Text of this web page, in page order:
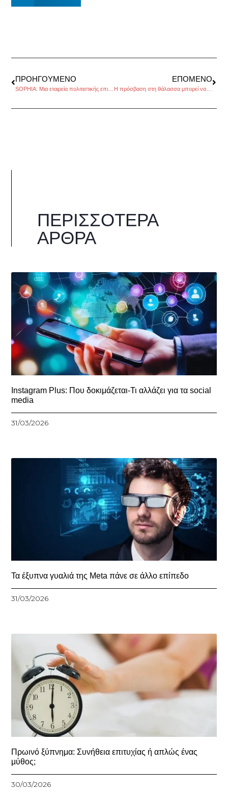
ΠΡΟΗΓΟΎΜΕΝΟ ΕΠΌΜΕΝΟ
Η πρόσβαση στη θάλασσα μπορεί να είναι ένα… δώρο!
ΠΕΡΙΣΣΌΤΕΡΑ
ΆΡΘΡΑ
Instagram Plus: Που δοκιμάζεται-Τι αλλάζει για τα social
media
31/03/2026
Τα έξυπνα γυαλιά της Meta πάνε σε άλλο επίπεδο
31/03/2026
Πρωινό ξύπνημα: Συνήθεια επιτυχίας ή απλώς ένας
μύθος;
30/03/2026